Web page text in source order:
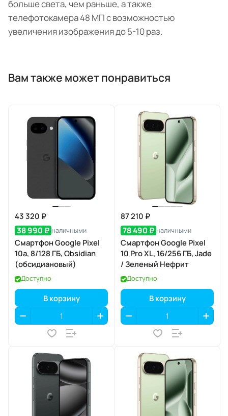
больше света, чем раньше, а также
телефотокамера 48 МП с возможностью
увеличения изображения до 5-10 раз.
Вам также может понравиться
43 320 ₽
38 990 ₽ наличными
Смартфон Google Pixel
10a, 8/128 ГБ, Obsidian
(обсидиановый)
Доступно
В корзину
87 210 ₽
78 490 ₽ наличными
Смартфон Google Pixel
10 Pro XL, 16/256 ГБ, Jade
/ Зеленый Нефрит
Доступно
В корзину